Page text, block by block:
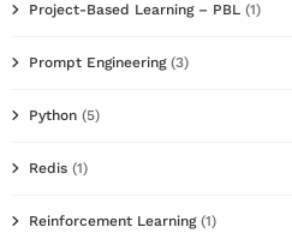
Project-Based Learning – PBL (1)
Prompt Engineering(3)
Python (5)
Redis (1)
Reinforcement Learning(1)